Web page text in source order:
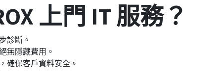
上門 IT 服務？
診斷。
無隱藏費用。
確保客戶資料安全。